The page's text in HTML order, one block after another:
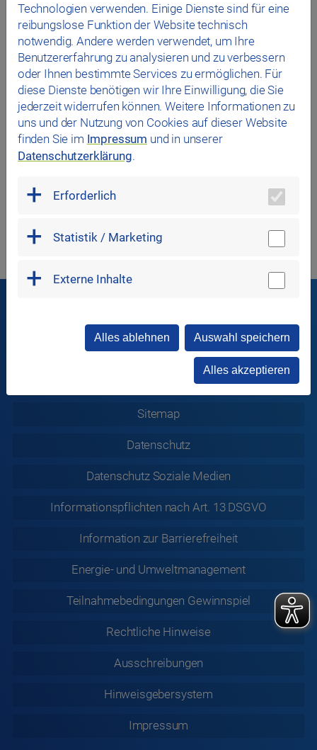
In Verbindung bleiben
Sitemap
Datenschutz
Datenschutz Soziale Medien
Informationspflichten nach Art. 13 DSGVO
Information zur Barrierefreiheit
Energie- und Umweltmanagement
Teilnahmebedingungen Gewinnspiel
Rechtliche Hinweise
Ausschreibungen
Hinweisgebersystem
Impressum
Technologien verwenden. Einige Dienste sind für eine
reibungslose Funktion der Website technisch
notwendig. Andere werden verwendet, um Ihre
Benutzererfahrung zu analysieren und zu verbessern
oder Ihnen bestimmte Services zu ermöglichen. Für
diese Dienste benötigen wir Ihre Einwilligung, die Sie
jederzeit widerrufen können. Weitere Informationen zu
uns und der Nutzung von Cookies auf dieser Website
finden Sie im Impressum und in unserer
Datenschutzerklärung.
Erforderlich
Statistik / Marketing
Externe Inhalte
Alles ablehnen Auswahl speichern
Alles akzeptieren